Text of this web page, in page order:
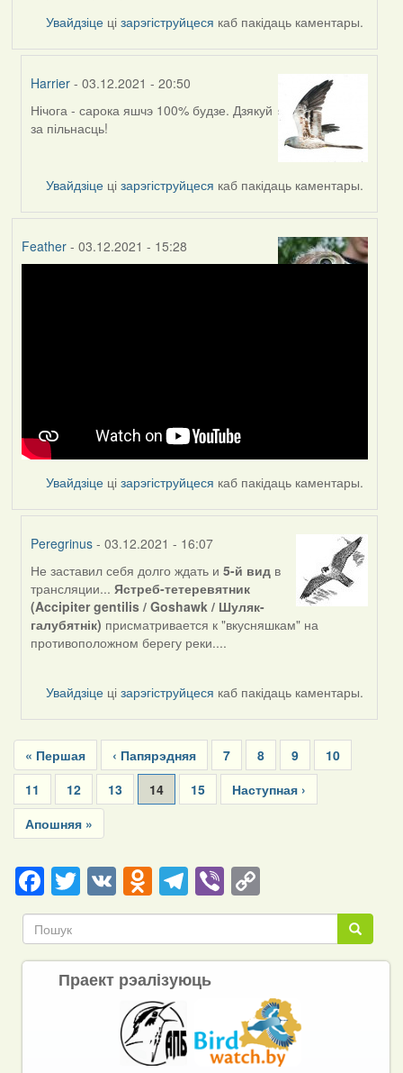
Увайдзіце цізарэгіструйцеся каб пакідаць каментары.
Harrier - 03.12.2021 - 20:50
In
reply
Homsa
Нічога - сарока яшчэ 100% будзе. Дзякуй
за пільнасць!
Увайдзіце цізарэгіструйцеся каб пакідаць каментары.
Feather- 03.12.2021 - 15:28
Увайдзіце цізарэгіструйцеся каб пакідаць каментары.
Peregrinus - 03.12.2021 - 16:07
In
reply
to
by
Feather
Не заставил себя долго ждать и5-й вид в
трансляции...Ястреб-тетеревятник
(Accipiter gentilis / Goshawk / Шуляк-
галубятнік) присматривается к "вкусняшкам" на
противоположном берегу реки....
Увайдзіце цізарэгіструйцеся каб пакідаць каментары.
Pagination
First
page
« Першая
Previous
page
‹ Папярэдняя Page
7 Page
8 Page
9 Page
10
Page
11 Page
12 Page
13
Current
page
14 Page
15
Next
page
Наступная ›
Last
page
Апошняя »
Facebook
Twitter
VKOdnoklassniki
Telegram
ViberCopy
Link Пошук
Пошук
Праект рэалізуюць